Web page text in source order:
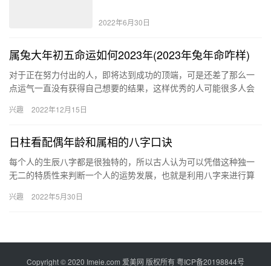
2022年6月30日
属兔大年初五命运如何2023年(2023年兔年命咋样)
对于正在努力付出的人，即将达到成功的顶端，可是还差了那么一
点运气一直没有获得自己想要的结果，这样优秀的人可能很多人会
间，但不…
兴趣 2022年12月15日
日柱看配偶年龄和属相的八字口诀
每个人的生辰八字都是很独特的，所以古人认为可以凭借这种独一
无二的特质性来判断一个人的运势发展，也就是利用八字来进行算
的方…
兴趣 2022年5月30日
Copyright © 2020 Imeie.com 爱美网 版权所有粤ICP备20198844号